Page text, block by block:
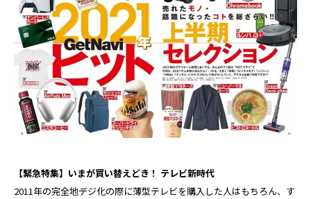
【緊急特集】いまが買い替えどき！ テレビ新時代
2011年の完全地デジ化の際に薄型テレビを購入した人はもちろん、す